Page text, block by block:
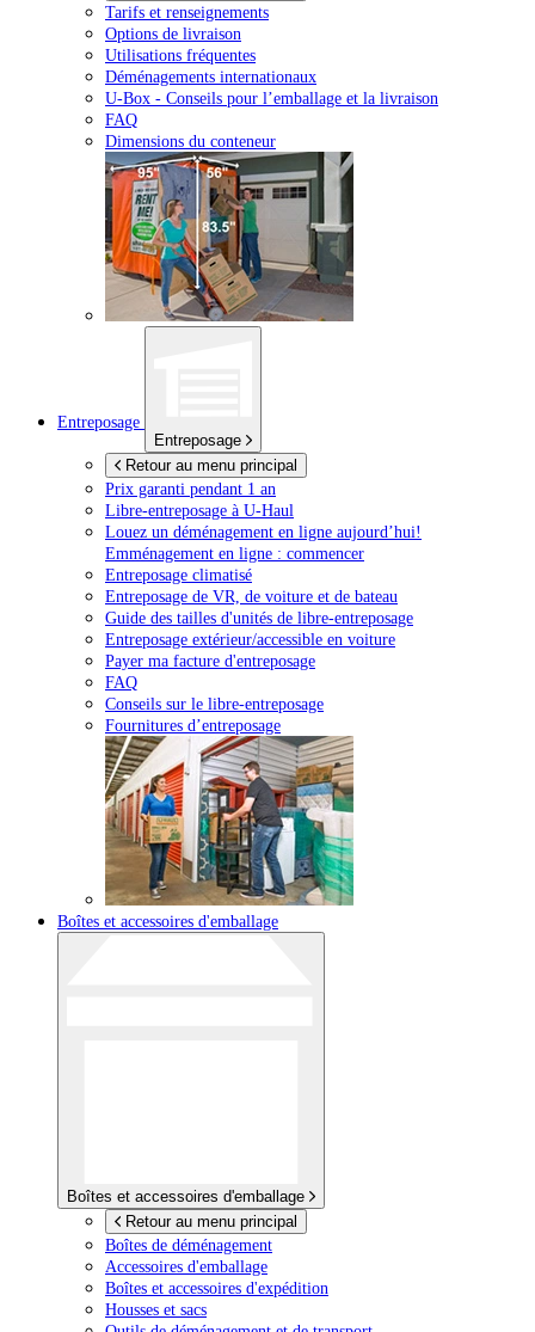
Tarifs et renseignements
Options de livraison
Utilisations fréquentes
Déménagements internationaux
U-Box - Conseils pour l’emballage et la livraison
FAQ
Dimensions du conteneur
Entreposage
Entreposage
Retour au menu principal
Prix garanti pendant 1 an
Libre-entreposage à U-Haul
Louez un déménagement en ligne aujourd’hui!
Emménagement en ligne : commencer
Entreposage climatisé
Entreposage de VR, de voiture et de bateau
Guide des tailles d'unités de libre-entreposage
Entreposage extérieur/accessible en voiture
Payer ma facture d'entreposage
FAQ
Conseils sur le libre-entreposage
Fournitures d’entreposage
Boîtes et accessoires d'emballage
Boîtes et accessoires d'emballage
Retour au menu principal
Boîtes de déménagement
Accessoires d'emballage
Boîtes et accessoires d'expédition
Housses et sacs